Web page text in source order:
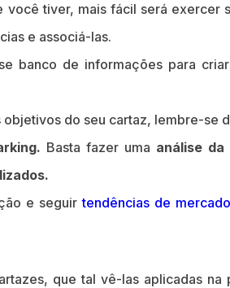
tiver, mais fácil será exercer
e associá-las.
banco de informações para
do seu cartaz, lembre-se
Basta fazer uma análise
e seguirtendências de
que tal vê-las aplicadas na